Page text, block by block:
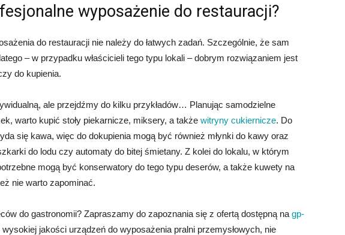
wyposażenie do restauracji?
do restauracji nie należy do łatwych zadań. Szczególnie, że sam
– w przypadku właścicieli tego typu lokali – dobrym rozwiązaniem jest
do kupienia.
ale przejdźmy do kilku przykładów… Planując samodzielne
warto kupić stoły piekarnicze, miksery, a także witryny cukiernicze. Do
się kawa, więc do dokupienia mogą być również młynki do kawy oraz
do lodu czy automaty do bitej śmietany. Z kolei do lokalu, w którym
mogą być konserwatory do tego typu deserów, a także kuwety na
nie warto zapominać.
do gastronomii? Zapraszamy do zapoznania się z ofertą dostępną na gp-
wysokiej jakości urządzeń do wyposażenia pralni przemysłowych, nie